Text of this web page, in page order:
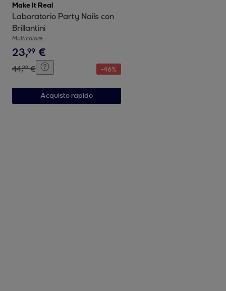
Make It Real
Laboratorio Party Nails con
Brillantini
Multicolore
23,99 €
44,99 € -46%
Acquisto rapido